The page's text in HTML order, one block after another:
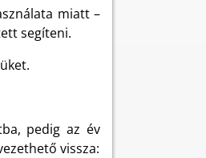
miatt –
segíteni.
pedig az év
vissza: